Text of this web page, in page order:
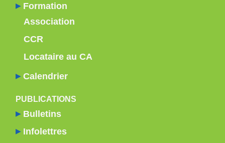
Formation
Association
CCR
Locataire au CA
Calendrier
PUBLICATIONS
Bulletins
Infolettres